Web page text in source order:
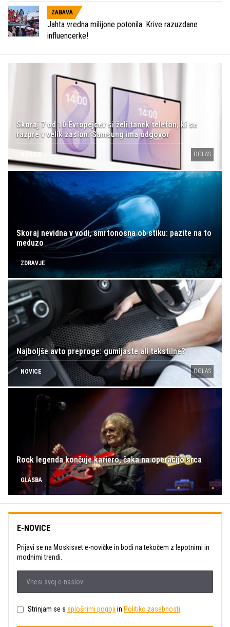
ZABAVA
Jahta vredna milijone potonila: Krive razuzdane
influencerke!
Skoraj 7 od 10 Evropejcev si želi tanek telefon, ki se
razpre v velik zaslon: Samsung ima odgovor
NOVICE OGLAS
Skoraj nevidna v vodi, smrtonosna ob stiku: pazite na to
meduzo
ZDRAVJE
Najboljše avto preproge: gumijaste ali tekstilne?
NOVICE OGLAS
Rock legenda končuje kariero, čaka na operacijo srca
GLASBA
E-NOVICE
Prijavi se na Moskisvet e-novičke in bodi na tekočem z lepotnimi in
modnimi trendi.
Strinjam se s splošnimi pogoji in Politiko zasebnosti.